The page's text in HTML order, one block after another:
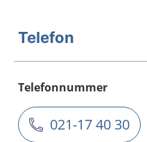
Telefon
Telefonnummer
021-17 40 30